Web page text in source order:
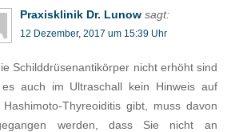
Praxisklinik Dr. Lunow sagt:
12 Dezember, 2017 um 15:39 Uhr
Schilddrüsenantikörper nicht erhöht sind
auch im Ultraschall kein Hinweis auf
Hashimoto-Thyreoiditis gibt, muss davon
werden, dass Sie nicht an